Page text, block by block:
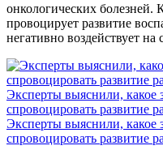
онкологических
провоцирует развитие
негативно воздействует на
Эксперты выяснили, какое
спровоцировать развитие
Эксперты выяснили, какое
спровоцировать развитие